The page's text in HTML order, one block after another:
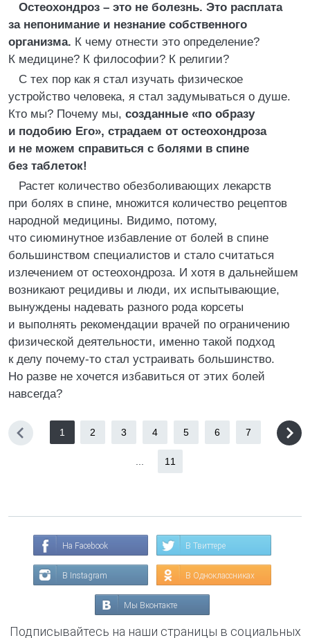
Остеохондроз – это не болезнь. Это расплата
за непонимание и незнание собственного
организма. К чему отнести это определение?
К медицине? К философии? К религии?
С тех пор как я стал изучать физическое
устройство человека, я стал задумываться о душе.
Кто мы? Почему мы, созданные «по образу
и подобию Его», страдаем от остеохондроза
и не можем справиться с болями в спине
без таблеток!
Растет количество обезболивающих лекарств
при болях в спине, множится количество рецептов
народной медицины. Видимо, потому,
что сиюминутное избавление от болей в спине
большинством специалистов и стало считаться
излечением от остеохондроза. И хотя в дальнейшем
возникают рецидивы и люди, их испытывающие,
вынуждены надевать разного рода корсеты
и выполнять рекомендации врачей по ограничению
физической деятельности, именно такой подход
к делу почему-то стал устраивать большинство.
Но разве не хочется избавиться от этих болей
навсегда?
1 2 3 4 5 6 7
11
На Facebook В Твиттере
В Instagram В Одноклассниках
Мы Вконтакте
Подписывайтесь на наши страницы в социальных